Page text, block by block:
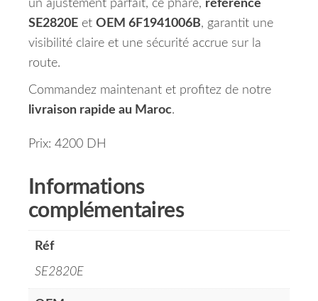
un ajustement parfait, ce phare, référence
SE2820E et OEM 6F1941006B, garantit une
visibilité claire et une sécurité accrue sur la
route.
Commandez maintenant et profitez de notre
livraison rapide au Maroc.
Prix: 4200 DH
Informations
complémentaires
Réf
SE2820E